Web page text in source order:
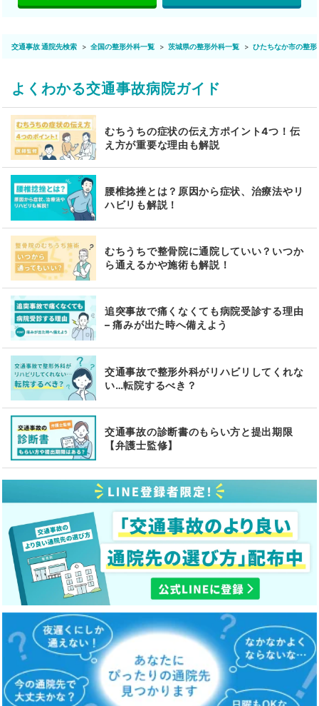
交通事故 通院先検索 全国の整形外科一覧 茨城県の整形外科一覧 ひたちなか市の整形
よくわかる交通事故病院ガイド
むちうちの症状の伝え方ポイント4つ！伝
え方が重要な理由も解説
腰椎捻挫とは？原因から症状、治療法やリ
ハビリも解説！
むちうちで整骨院に通院していい？いつか
ら通えるかや施術も解説！
追突事故で痛くなくても病院受診する理由
– 痛みが出た時へ備えよう
交通事故で整形外科がリハビリしてくれな
い…転院するべき？
交通事故の診断書のもらい方と提出期限
【弁護士監修】